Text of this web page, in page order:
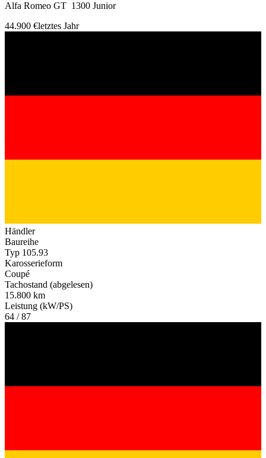
Alfa Romeo GT 1300 Junior
44.900 €letztes Jahr
Händler
Baureihe
Typ 105.93
Karosserieform
Coupé
Tachostand (abgelesen)
15.800 km
Leistung (kW/PS)
64 / 87